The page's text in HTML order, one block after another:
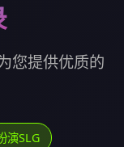
您提供优质的
演SLG